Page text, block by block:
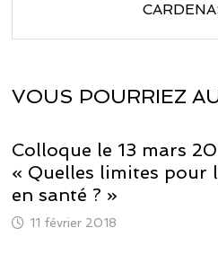
VOUS POURRIEZ
Colloque le 13 mars
« Quelles limites pour
en santé ? »
11 février 2018